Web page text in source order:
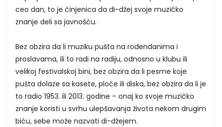
ceo dan, to je činjenica da di-džej svoje muzičko
znanje deli sa javnošću.
Bez obzira da li muziku pušta na rođendanima i
proslavama, ili to radi na radiju, odnosno u klubu ili
velikoj festivalskoj bini, bez obzira da li pesme koje
pušta dolaze sa kasete, ploče ili diska, bez obzira da li je
to radio 1953. ili 2013. godine – onaj ko svoje muzičko
znanje koristi u svrhu ulepšavanja života nekom drugim
biću, sebe može nazvati di-džejem.